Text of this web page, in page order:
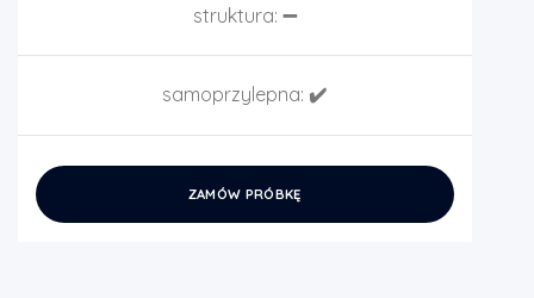
struktura: ➖
samoprzylepna: ✔️
ZAMÓW PRÓBKĘ